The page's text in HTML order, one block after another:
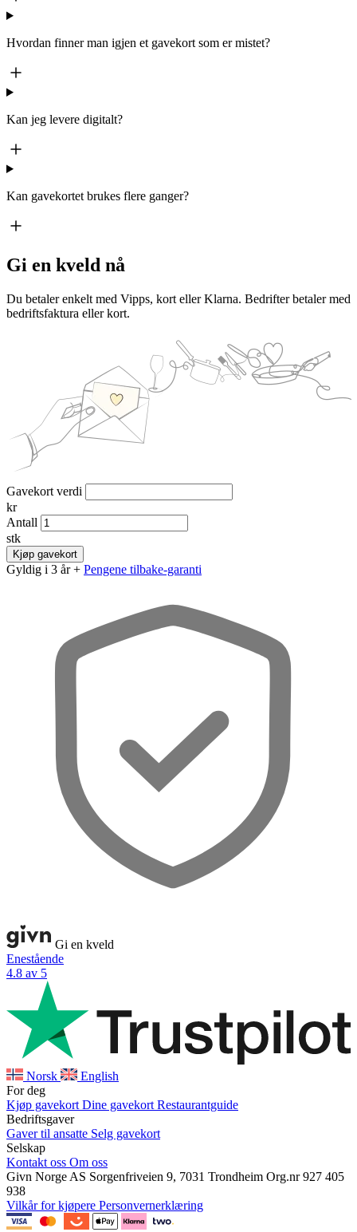
Hvordan finner man igjen et gavekort som er mistet?
Kan jeg levere digitalt?
Kan gavekortet brukes flere ganger?
Gi en kveld nå
Du betaler enkelt med Vipps, kort eller Klarna. Bedrifter betaler med
bedriftsfaktura eller kort.
Gavekort verdi
kr
Antall
stk
Kjøp gavekort
Gyldig i 3 år + Pengene tilbake-garanti
Gi en kveld
Enestående
4.8 av 5
Norsk
English
For deg
Kjøp gavekort Dine gavekort Restaurantguide
Bedriftsgaver
Gaver til ansatte Selg gavekort
Selskap
Kontakt oss Om oss
Givn Norge AS Sorgenfriveien 9, 7031 Trondheim Org.nr 927 405
938
Vilkår for kjøpere Personvernerklæring